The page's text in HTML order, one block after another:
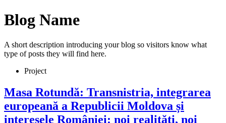
Blog Name
A short description introducing your blog so visitors know what
type of posts they will find here.
Project
Masa Rotundă: Transnistria, integrarea
europeană a Republicii Moldova și
interesele României: noi realități, noi